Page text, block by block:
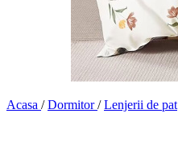
Acasa / Dormitor/ Lenjerii de pat